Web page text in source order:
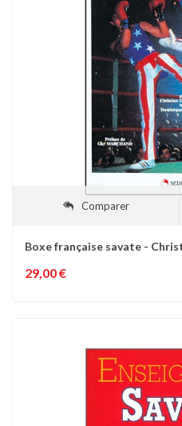
Comparer
Boxe française savate -
29,00 €